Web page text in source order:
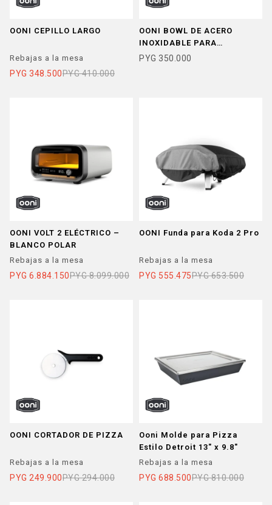
OONI CEPILLO LARGO
Rebajas a la mesa
PYG 348.500PYG 410.000
OONI BOWL DE ACERO
INOXIDABLE PARA
MEZCLADORA ESPIRAL
PYG 350.000
OONI VOLT 2 ELÉCTRICO –
BLANCO POLAR
Rebajas a la mesa
PYG 6.884.150PYG 8.099.000
OONI Funda para Koda 2 Pro
Rebajas a la mesa
PYG 555.475PYG 653.500
OONI CORTADOR DE PIZZA
Rebajas a la mesa
PYG 249.900PYG 294.000
Ooni Molde para Pizza
Estilo Detroit 13" x 9.8"
Rebajas a la mesa
PYG 688.500PYG 810.000